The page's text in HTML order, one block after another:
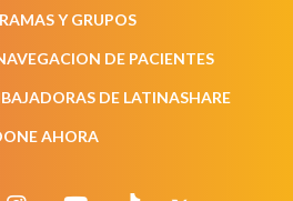
Y GRUPOS
DE PACIENTES
DE LATINASHARE
AHORA